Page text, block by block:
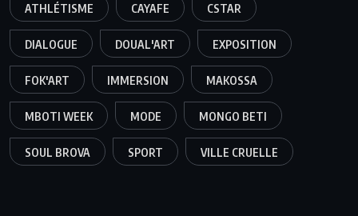
ATHLÉTISME CAYAFE CSTAR
DIALOGUE DOUAL'ART EXPOSITION
FOK'ART IMMERSION MAKOSSA
MBOTI WEEK MODE MONGO BETI
SOUL BROVA SPORT VILLE CRUELLE